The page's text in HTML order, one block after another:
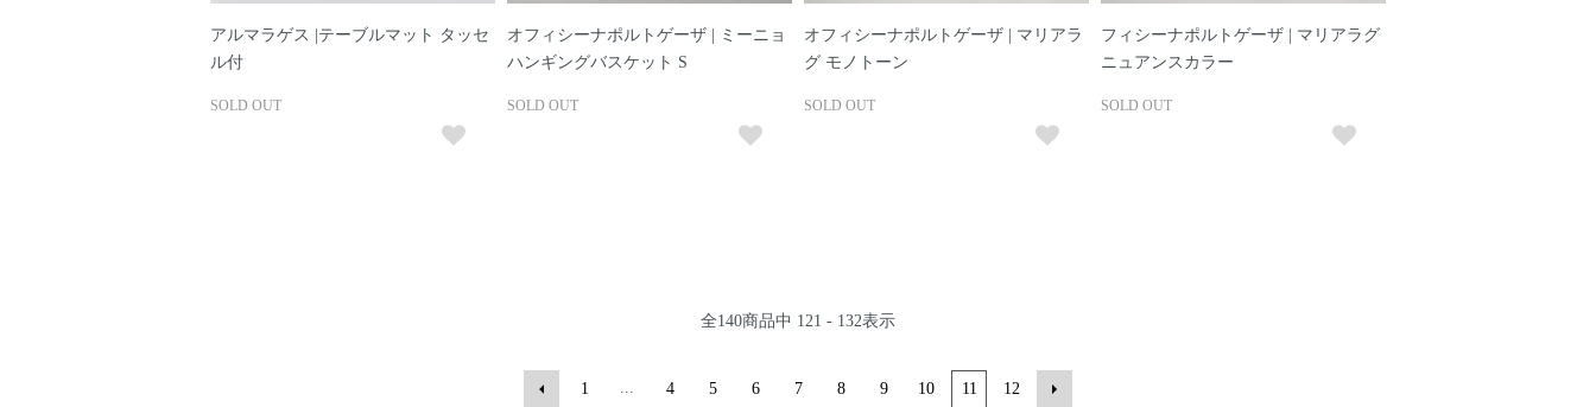
アルマラゲス |テーブルマット タッセ
ル付
SOLD OUT
オフィシーナポルトゲーザ | ミーニョ
ハンギングバスケット S
SOLD OUT
オフィシーナポルトゲーザ | マリアラ
グ モノトーン
SOLD OUT
フィシーナポルトゲーザ | マリアラグ
ニュアンスカラー
SOLD OUT
全140商品中 121 - 132表示
1 ... 4 5 6 7 8 9 10 11 12